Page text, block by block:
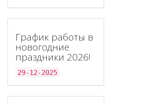
График работы в
новогодние
праздники 2026!
29-12-2025